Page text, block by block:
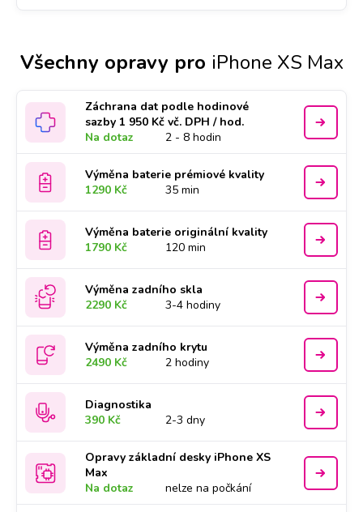
Všechny opravy pro iPhone XS Max
Záchrana dat podle hodinové
sazby 1 950 Kč vč. DPH / hod.
Na dotaz
2 - 8 hodin
Výměna baterie prémiové kvality
1290 Kč
35 min
Výměna baterie originální kvality
1790 Kč
120 min
Výměna zadního skla
2290 Kč
3-4 hodiny
Výměna zadního krytu
2490 Kč
2 hodiny
Diagnostika
390 Kč
2-3 dny
Opravy základní desky iPhone XS
Max
Na dotaz
nelze na počkání